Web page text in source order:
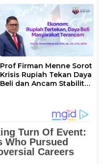
Prof Firman Menne Sorot
Krisis Rupiah Tekan Daya
Beli dan Ancam Stabilitas